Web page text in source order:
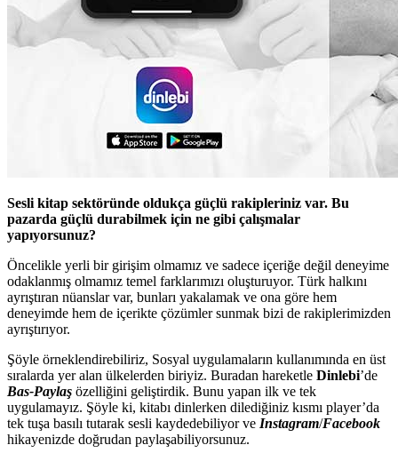
Sesli kitap sektöründe oldukça güçlü rakipleriniz var. Bu
pazarda güçlü durabilmek için ne gibi çalışmalar
yapıyorsunuz?
Öncelikle yerli bir girişim olmamız ve sadece içeriğe değil deneyime
odaklanmış olmamız temel farklarımızı oluşturuyor. Türk halkını
ayrıştıran nüanslar var, bunları yakalamak ve ona göre hem
deneyimde hem de içerikte çözümler sunmak bizi de rakiplerimizden
ayrıştırıyor.
Şöyle örneklendirebiliriz, Sosyal uygulamaların kullanımında en üst
sıralarda yer alan ülkelerden biriyiz. Buradan hareketle Dinlebi’de
Bas-Paylaş özelliğini geliştirdik. Bunu yapan ilk ve tek
uygulamayız. Şöyle ki, kitabı dinlerken dilediğiniz kısmı player’da
tek tuşa basılı tutarak sesli kaydedebiliyor ve Instagram/Facebook
hikayenizde doğrudan paylaşabiliyorsunuz.